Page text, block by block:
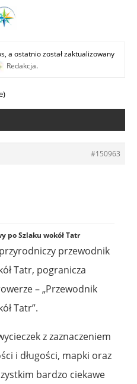
a ostatnio został zaktualizowany
Redakcja.
#150963
po Szlaku wokół Tatr
przewodnik
Tatr, pogranicza
– „Przewodnik
Tatr”.
z zaznaczeniem
i długości, mapki oraz
bardzo ciekawe